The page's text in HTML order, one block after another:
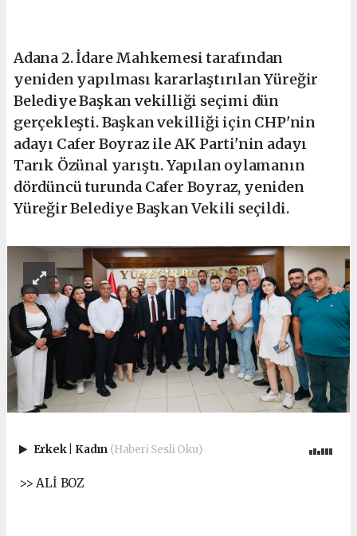
Adana 2. İdare Mahkemesi tarafından
yeniden yapılması kararlaştırılan Yüreğir
Belediye Başkan vekilliği seçimi dün
gerçekleşti. Başkan vekilliği için CHP'nin
adayı Cafer Boyraz ile AK Parti'nin adayı
Tarık Özünal yarıştı. Yapılan oylamanın
dördüncü turunda Cafer Boyraz, yeniden
Yüreğir Belediye Başkan Vekili seçildi.
Erkek Kadın (Haberi Sesli Oku)
>> ALİ BOZ